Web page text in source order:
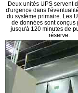
Deux unités UPS servent
d'urgence dans
du système primaire. Les
de données sont conçus
jusqu'à 120 minutes de
réserve.